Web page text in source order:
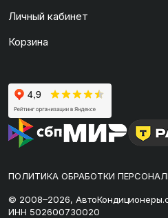
Личный кабинет
Корзина
ПОЛИТИКА ОБРАБОТКИ
© 2008–2026,
ИНН 502600730020